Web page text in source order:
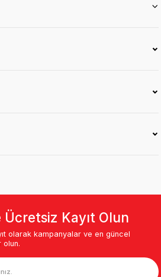
Kayıt Olun
olarak kampanyalar ve en güncel
olun.